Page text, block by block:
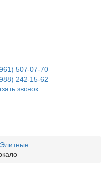
507-07-70
242-15-62
звонок
Элитные